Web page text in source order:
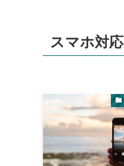
スマホ対応